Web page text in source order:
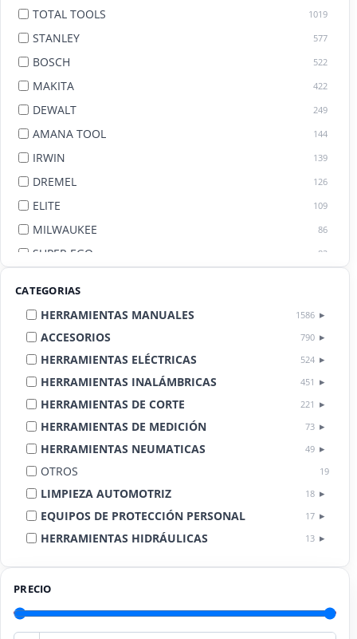
TOTAL TOOLS 1019
STANLEY 577
BOSCH 522
MAKITA 422
DEWALT 249
AMANA TOOL 144
IRWIN 139
DREMEL 126
ELITE 109
MILWAUKEE 86
SUPER EGO 82
CATEGORIAS
HERRAMIENTAS MANUALES 1586
ACCESORIOS 790
HERRAMIENTAS ELÉCTRICAS 524
HERRAMIENTAS INALÁMBRICAS 451
HERRAMIENTAS DE CORTE 221
HERRAMIENTAS DE MEDICIÓN 73
HERRAMIENTAS NEUMATICAS 49
OTROS 19
LIMPIEZA AUTOMOTRIZ 18
EQUIPOS DE PROTECCIÓN PERSONAL 17
HERRAMIENTAS HIDRÁULICAS 13
PRECIO